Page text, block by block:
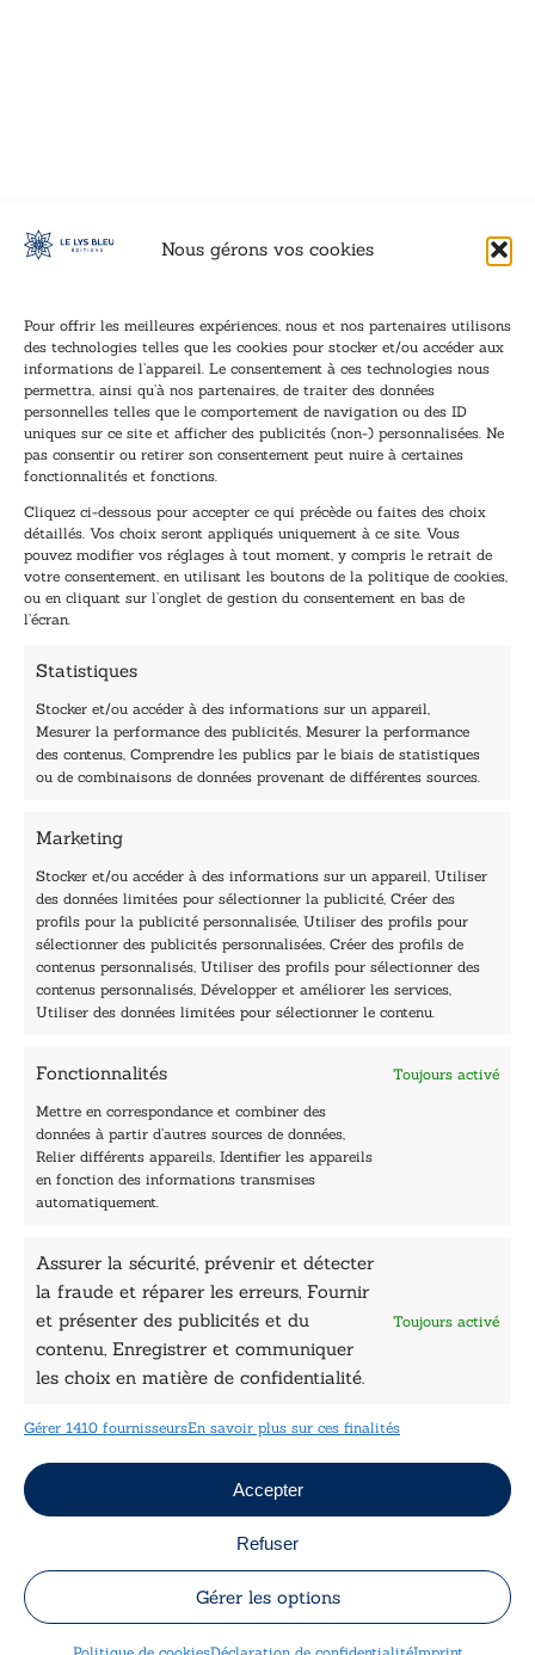
Nous gérons vos cookies
Pour offrir les meilleures expériences, nous et nos partenaires utilisons
des technologies telles que les cookies pour stocker et/ou accéder aux
informations de l’appareil. Le consentement à ces technologies nous
permettra, ainsi qu’à nos partenaires, de traiter des données
personnelles telles que le comportement de navigation ou des ID
uniques sur ce site et afficher des publicités (non-) personnalisées. Ne
pas consentir ou retirer son consentement peut nuire à certaines
fonctionnalités et fonctions.
Cliquez ci-dessous pour accepter ce qui précède ou faites des choix
détaillés. Vos choix seront appliqués uniquement à ce site. Vous
pouvez modifier vos réglages à tout moment, y compris le retrait de
votre consentement, en utilisant les boutons de la politique de cookies,
ou en cliquant sur l’onglet de gestion du consentement en bas de
l’écran.
Statistiques
Stocker et/ou accéder à des informations sur un appareil,
Mesurer la performance des publicités, Mesurer la performance
des contenus, Comprendre les publics par le biais de statistiques
ou de combinaisons de données provenant de différentes sources.
Marketing
Stocker et/ou accéder à des informations sur un appareil, Utiliser
des données limitées pour sélectionner la publicité, Créer des
profils pour la publicité personnalisée, Utiliser des profils pour
sélectionner des publicités personnalisées, Créer des profils de
contenus personnalisés, Utiliser des profils pour sélectionner des
contenus personnalisés, Développer et améliorer les services,
Utiliser des données limitées pour sélectionner le contenu.
Fonctionnalités Toujours activé
Mettre en correspondance et combiner des
données à partir d’autres sources de données,
Relier différents appareils, Identifier les appareils
en fonction des informations transmises
automatiquement.
Assurer la sécurité, prévenir et détecter
la fraude et réparer les erreurs, Fournir
et présenter des publicités et du
contenu, Enregistrer et communiquer
les choix en matière de confidentialité.
Toujours activé
Gérer 1410 fournisseursEn savoir plus sur ces finalités
Accepter
Refuser
Gérer les options
Inscription à la newsletter
Inscrivez-vous à notre newsletter et recevez nos
dernières nouvelles.
m
a
i
l
E
i
l
*
E
m
a
i
l
*
TENEZ-MOI AU COURANT !
40, rue du Louvre 75001 Paris
Horaires du standard
De mardi à vendredi :
9h - 12h et 13h30 - 16h30
Lundi, samedi et dimanche : fermé
Navigation
Accueil
Les Plumes du Lys Bleu
Prix sciences humaines et sociales
Nos collections
Nos auteurs
Catalogue
Sciences humaines
Pratique
Le Petit Lys
Données légales
Conditions Générales de vente
Politique de cookies
Mentions légales
Jeux concours
Copyright © 2026 Le Lys Bleu Éditions tous droits
réservés